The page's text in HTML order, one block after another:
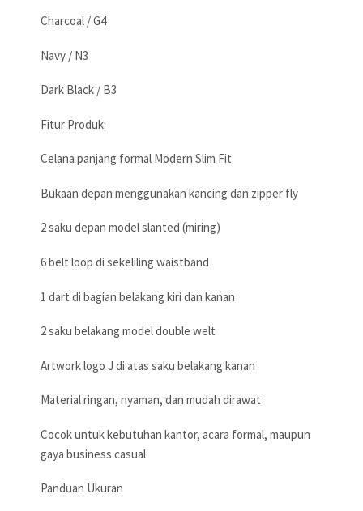
Charcoal / G4
Navy / N3
Dark Black / B3
Fitur Produk:
Celana panjang formal Modern Slim Fit
Bukaan depan menggunakan kancing dan zipper fly
2 saku depan model slanted (miring)
6 belt loop di sekeliling waistband
1 dart di bagian belakang kiri dan kanan
2 saku belakang model double welt
Artwork logo J di atas saku belakang kanan
Material ringan, nyaman, dan mudah dirawat
Cocok untuk kebutuhan kantor, acara formal, maupun
gaya business casual
Panduan Ukuran